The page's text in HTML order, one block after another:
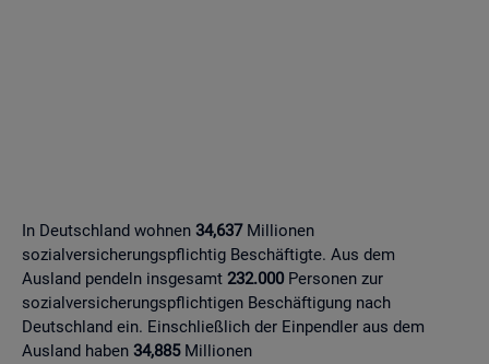
In Deutschland wohnen 34,637Millionen
sozialversicherungspflichtig Beschäftigte. Aus dem
Ausland pendeln insgesamt 232.000Personen zur
sozialversicherungspflichtigen Beschäftigung nach
Deutschland ein. Einschließlich der Einpendler aus dem
Ausland haben 34,885Millionen